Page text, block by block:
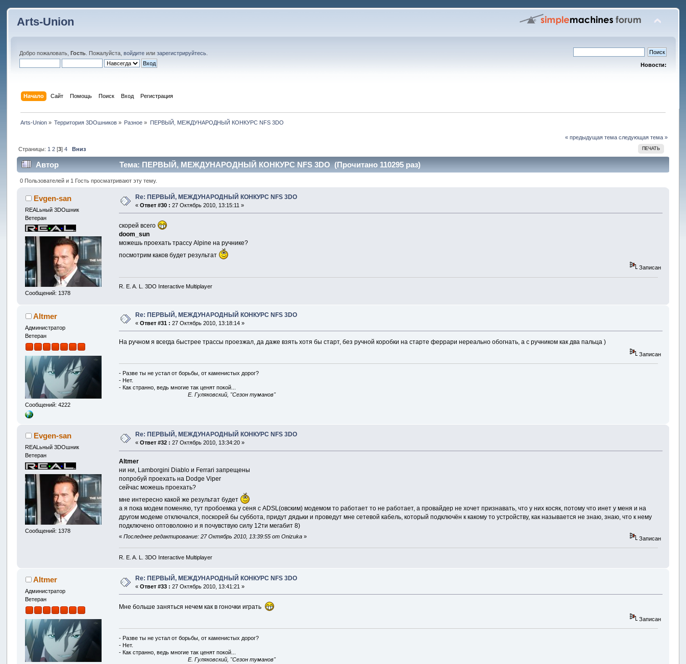
Arts-Union
Добро пожаловать,Гость . Пожалуйста,войдите илизарегистрируйтесь
Новости:
Начало Сайт Помощь Поиск Вход Регистрация
Arts-Union» Территория 3DOшников » Разное » ПЕРВЫЙ, МЕЖДУНАРОДНЫЙ КОНКУРС NFS 3DO
« предыдущая тема следующая тема »
ПЕЧАТЬ
Страницы: 1 2[3] 4 Вниз
Автор Тема: ПЕРВЫЙ, МЕЖДУНАРОДНЫЙ КОНКУРС NFS 3DO (Прочитано 110295 раз)
0 Пользователей и 1 Гость просматривают эту тему.
Evgen-san
REALьный 3DOшник
Ветеран
Сообщений: 1378
Re: ПЕРВЫЙ, МЕЖДУНАРОДНЫЙ КОНКУРС NFS 3DO
«Ответ #30 : 27 Октябрь 2010, 13:15:11 »
скорей всего
doom_sun
можешь проехать трассу Alpine на ручнике?
посмотрим каков будет результат
Записан
R. E. A. L. 3DO Interactive Multiplayer
Altmer
Администратор
Ветеран
Сообщений: 4222
Re: ПЕРВЫЙ, МЕЖДУНАРОДНЫЙ КОНКУРС NFS 3DO
«Ответ #31 : 27 Октябрь 2010, 13:18:14 »
На ручном я всегда быстрее трассы проезжал, да даже взять хотя бы старт, без ручной коробки на старте феррари нереально обогнать, а с ручником как два пальца )
Записан
- Разве ты не устал от борьбы, от каменистых дорог?
- Нет.
- Как странно, ведь многие так ценят покой...
E. Гуляковский, "Сезон туманов"
Evgen-san
REALьный 3DOшник
Ветеран
Сообщений: 1378
Re: ПЕРВЫЙ, МЕЖДУНАРОДНЫЙ КОНКУРС NFS 3DO
«Ответ #32 : 27 Октябрь 2010, 13:34:20 »
Altmer
ни ни, Lamborgini Diablo и Ferrari запрещены
попробуй проехать на Dodge Viper
сейчас можешь проехать?
мне интересно какой же результат будет
а я пока модем поменяю, тут пробоемка у сеня с ADSL(овским) модемом то работает то не работает, а провайдер не хочет признавать, что у них косяк, потому что инет у меня и на
другом модеме отключался, поскорей бы суббота, придут дядьки и проведут мне сетевой кабель, который подключён к какому то устройству, как называется не знаю, знаю, что к нему
подключено оптоволокно и я почувствую силу 12ти мегабит 8)
«Последнее редактирование: 27 Октябрь 2010, 13:39:55 от Onizuka » Записан
R. E. A. L. 3DO Interactive Multiplayer
Altmer
Администратор
Ветеран
Re: ПЕРВЫЙ, МЕЖДУНАРОДНЫЙ КОНКУРС NFS 3DO
«Ответ #33 : 27 Октябрь 2010, 13:41:21 »
Мне больше заняться нечем как в гоночки играть
Записан
- Разве ты не устал от борьбы, от каменистых дорог?
- Нет.
- Как странно, ведь многие так ценят покой...
E. Гуляковский, "Сезон туманов"